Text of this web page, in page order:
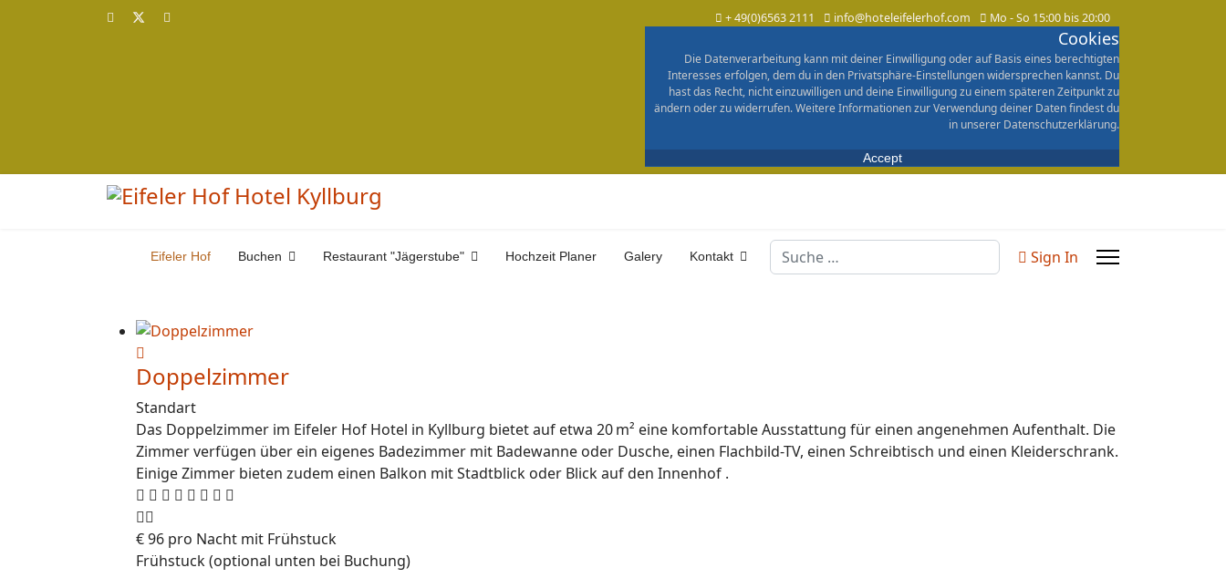
+ 49(0)6563 2111 info@hoteleifelerhof.com Mo - So 15:00 bis 20:00
Cookies
Die Datenverarbeitung kann mit deiner Einwilligung oder auf Basis eines berechtigten
Interesses erfolgen, dem du in den Privatsphäre-Einstellungen widersprechen kannst. Du
hast das Recht, nicht einzuwilligen und deine Einwilligung zu einem späteren Zeitpunkt zu
ändern oder zu widerrufen. Weitere Informationen zur Verwendung deiner Daten findest du
in unserer Datenschutzerklärung.
Accept
Eifeler Hof Buchen Restaurant "Jägerstube" Hochzeit Planer Galery Kontakt Suchen Sign In
Doppelzimmer
Standart
Das Doppelzimmer im Eifeler Hof Hotel in Kyllburg bietet auf etwa 20 m² eine komfortable Ausstattung für einen angenehmen Aufenthalt. Die
Zimmer verfügen über ein eigenes Badezimmer mit Badewanne oder Dusche, einen Flachbild-TV, einen Schreibtisch und einen Kleiderschrank.
Einige Zimmer bieten zudem einen Balkon mit Stadtblick oder Blick auf den Innenhof .
€96 pro Nacht mit Frühstuck
Frühstuck (optional unten bei Buchung)